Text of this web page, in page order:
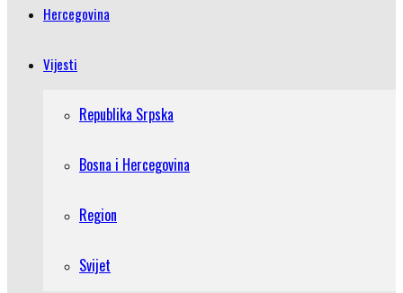
Hercegovina
Vijesti
Republika Srpska
Bosna i Hercegovina
Region
Svijet